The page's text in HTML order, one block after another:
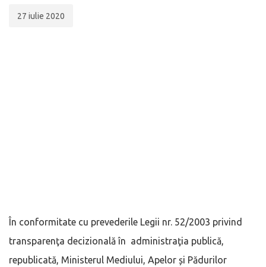
27 iulie 2020
În conformitate cu prevederile Legii nr. 52/2003 privind
transparenţa decizională în administraţia publică,
republicată, Ministerul Mediului, Apelor și Pădurilor